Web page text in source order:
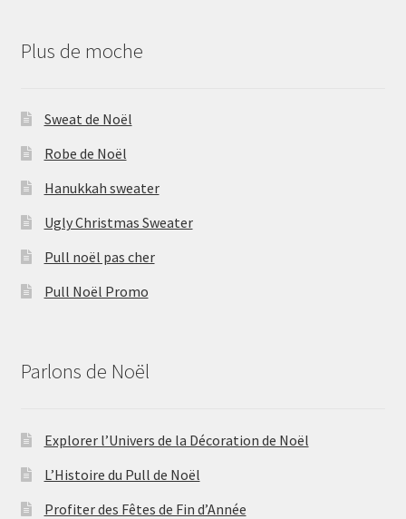
Plus de moche
Sweat de Noël
Robe de Noël
Hanukkah sweater
Ugly Christmas Sweater
Pull noël pas cher
Pull Noël Promo
Parlons de Noël
Explorer l’Univers de la Décoration de Noël
L’Histoire du Pull de Noël
Profiter des Fêtes de Fin d’Année